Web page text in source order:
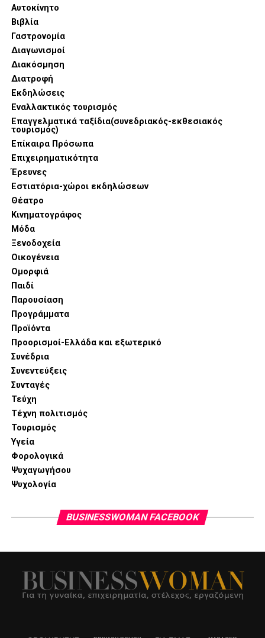
Αυτοκίνητο
Βιβλία
Γαστρονομία
Διαγωνισμοί
Διακόσμηση
Διατροφή
Εκδηλώσεις
Εναλλακτικός τουρισμός
Επαγγελματικά ταξίδια(συνεδριακός-εκθεσιακός
τουρισμός)
Επίκαιρα Πρόσωπα
Επιχειρηματικότητα
Έρευνες
Εστιατόρια-χώροι εκδηλώσεων
Θέατρο
Κινηματογράφος
Μόδα
Ξενοδοχεία
Οικογένεια
Ομορφιά
Παιδί
Παρουσίαση
Προγράμματα
Προϊόντα
Προορισμοί-Ελλάδα και εξωτερικό
Συνέδρια
Συνεντεύξεις
Συνταγές
Τεύχη
Τέχνη πολιτισμός
Τουρισμός
Υγεία
Φορολογικά
Ψυχαγωγήσου
Ψυχολογία
BUSINESSWOMAN FACEBOOK